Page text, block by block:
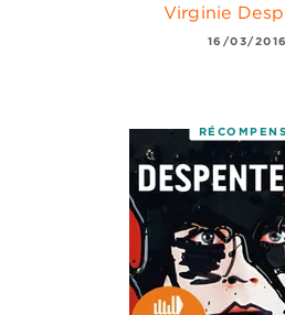
Virginie
16/03/2016